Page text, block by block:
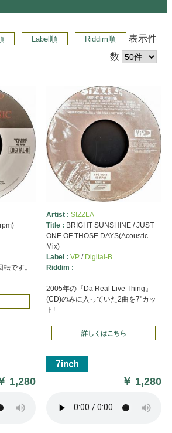
Label順 Riddim順
表示件
数
です。
1,280
Artist : SIZZLA
Title : BRIGHT SUNSHINE / JUST
ONE OF THOSE DAYS(Acoustic
Mix)
Label : VP/ Digital-B
Riddim :
2005年の『Da Real Live Thing』
(CD)のみに入っていた2曲を7"カッ
ト!
詳しくはこちら
￥ 1,280